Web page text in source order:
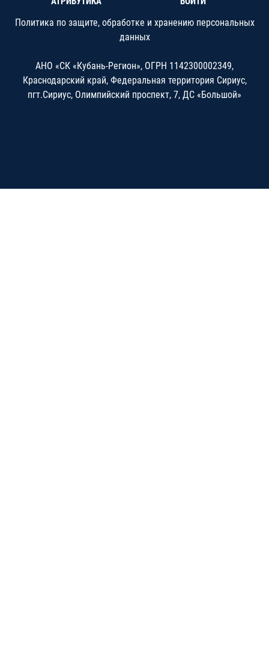
Политика по защите, обработке и хранению персональных
данных
АНО «СК «Кубань-Регион», ОГРН 1142300002349,
Краснодарский край, Федеральная территория Сириус,
пгт.Сириус, Олимпийский проспект, 7, ДС «Большой»